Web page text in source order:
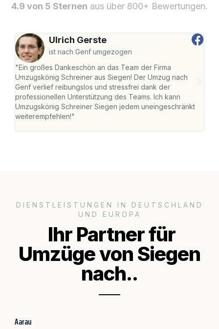
4.9 von 5 Sternen aus über 800+ Bewertungen.
Ulrich Gerste
ist nach Genf umgezogen
"Ein großes Dankeschön an das Team der Firma
Umzugskönig Schreiner aus Siegen! Der Umzug nach
Genf verlief reibungslos und stressfrei dank der
professionellen Unterstützung des Teams. Ich kann
Umzugskönig Schreiner Siegen jedem uneingeschränkt
weiterempfehlen!"
DIENSTLEISTUNGEN IN DEUTSCHLAND
UND EUROPA
Ihr Partner für
Umzüge von Siegen
nach..
Aarau